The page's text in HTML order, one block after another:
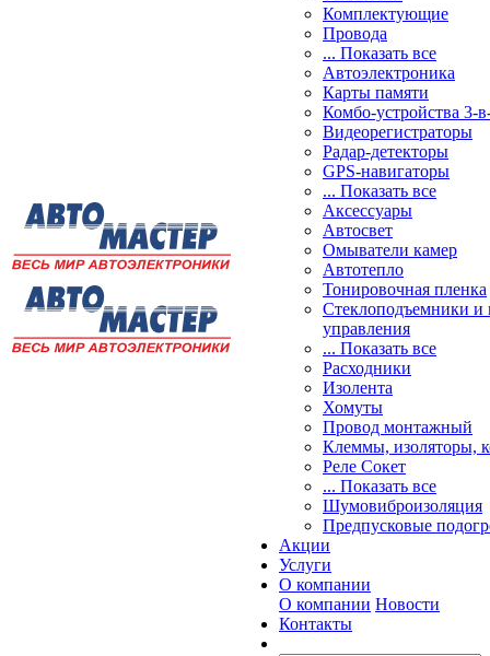
Комплектующие
Провода
... Показать все
Автоэлектроника
Карты памяти
Комбо-устройства 3-
Видеорегистраторы
Радар-детекторы
GPS-навигаторы
... Показать все
Аксессуары
Автосвет
Омыватели камер
Автотепло
Тонировочная пленка
Стеклоподъемники и
управления
... Показать все
Расходники
Изолента
Хомуты
Провод монтажный
Клеммы, изоляторы,
Реле Сокет
... Показать все
Шумовиброизоляция
Предпусковые
Акции
Услуги
О компании
О компании Новости
Контакты